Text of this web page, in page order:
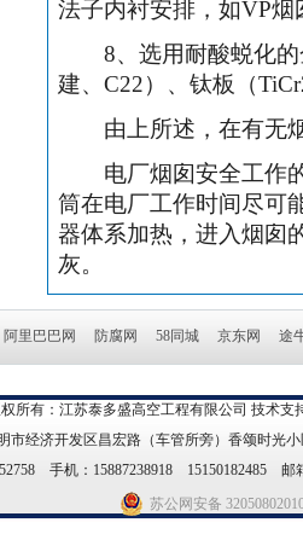
法子内衬安排，如VP烟
8、选用耐酸蜕化
建、 C22）、钛板（
由上所述，在有无烟
电厂烟囱安全工作的
筒在电厂工作时间尽可
器体系加热，进入烟囱
灰。
阿里巴巴网 防腐网 58同城 京东网 途
所有：江苏泰多盛高空工程有限公司 技术支
市经济开发区昌宏路（车管所旁）香颂时光
手机：15887238918 15150182485 邮
苏公网安备